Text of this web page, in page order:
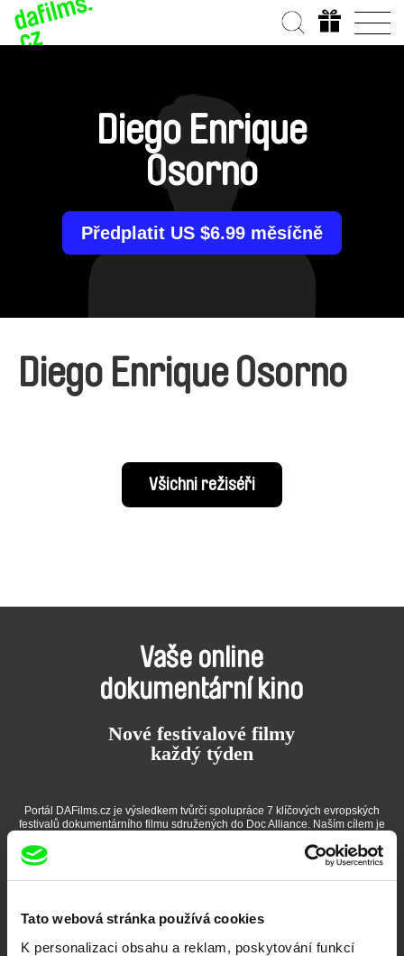
Tato webová stránka používá cookies
K personalizaci obsahu a reklam, poskytování funkcí
Diego Enrique
Osorno
Předplatit US $6.99 měsíčně
Diego Enrique Osorno
Všichni režiséři
Vaše online
dokumentární kino
Nové festivalové filmy
každý týden
Portál DAFilms.cz je výsledkem tvůrčí spolupráce 7 klíčových evropských
festivalů dokumentárního filmu sdružených do Doc Alliance. Naším cílem je